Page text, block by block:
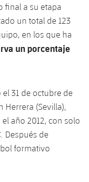
final a su etapa
un total de 123
en los que ha
un porcentaje
31 de octubre de
Herrera (Sevilla),
año 2012, con solo
Después de
formativo